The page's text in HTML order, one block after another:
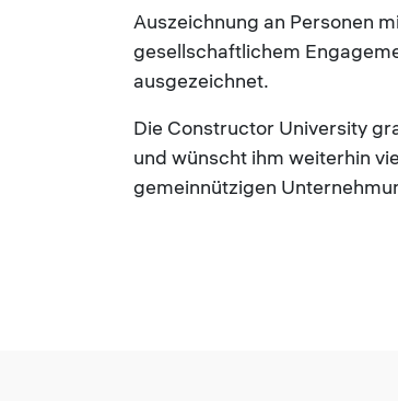
Auszeichnung an Personen
gesellschaftlichem
ausgezeichnet.
Die Constructor University
und wünscht ihm weiterhin
gemeinnützigen